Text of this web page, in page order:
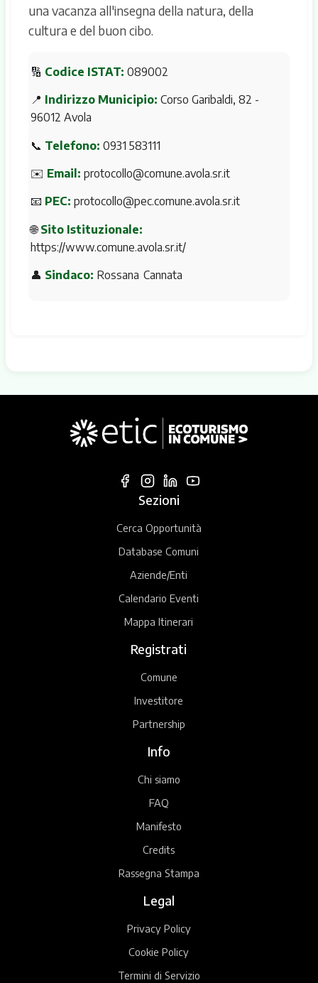
una vacanza all'insegna della natura, della
cultura e del buon cibo.
🔢 Codice ISTAT: 089002
📍 Indirizzo Municipio: Corso Garibaldi, 82 -
96012 Avola
📞 Telefono: 0931 583111
✉️ Email: protocollo@comune.avola.sr.it
📧 PEC: protocollo@pec.comune.avola.sr.it
🌐Sito Istituzionale:
https://www.comune.avola.sr.it/
👤 Sindaco: Rossana Cannata
Sezioni
Cerca Opportunità
Database Comuni
Aziende/Enti
Calendario Eventi
Mappa Itinerari
Registrati
Comune
Investitore
Partnership
Info
Chi siamo
FAQ
Manifesto
Credits
Rassegna Stampa
Legal
Privacy Policy
Cookie Policy
Termini di Servizio